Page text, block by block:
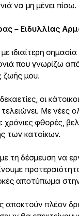
να μη μένει πίσω.
– Ειδυλλίας
ιδιαίτερη
που γνωρίζω
ζωής μου.
οι
Με νέες
χρόνιες φθορές,
των κατοίκων.
δέσμευση να
αποτύπωμα
αποκτούν πλέον